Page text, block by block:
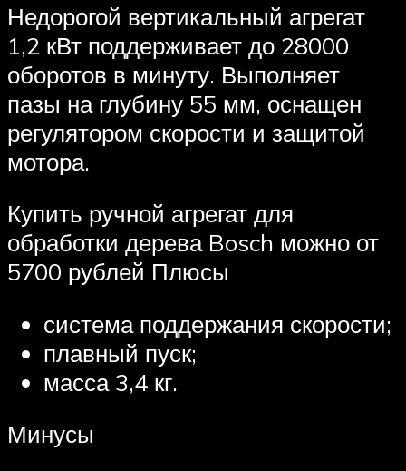
Недорогой вертикальный агрегат
1,2 кВт поддерживает до 28000
оборотов в минуту. Выполняет
пазы на глубину 55 мм, оснащен
регулятором скорости и защитой
мотора.
Купить ручной агрегат для
обработки дерева Bosch можно от
5700 рублей Плюсы
система поддержания скорости;
плавный пуск;
масса 3,4 кг.
Минусы